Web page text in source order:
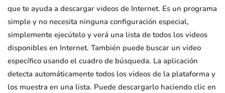
que te ayuda a descargar videos de Internet. Es un programa
simple y no necesita ninguna configuración especial,
simplemente ejecútelo y verá una lista de todos los videos
disponibles en Internet. También puede buscar un video
específico usando el cuadro de búsqueda. La aplicación
detecta automáticamente todos los videos de la plataforma y
los muestra en una lista. Puede descargarlo haciendo clic en